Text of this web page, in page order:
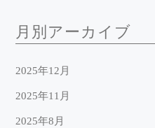
月別アーカイブ
2025年12月
2025年11月
2025年8月